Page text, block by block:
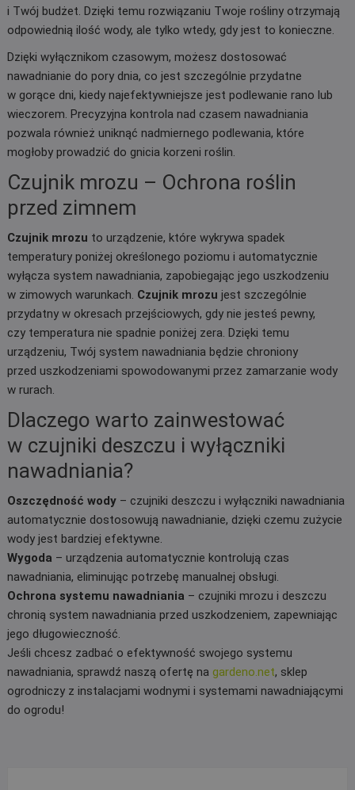
i Twój budżet. Dzięki temu rozwiązaniu Twoje rośliny otrzymają
odpowiednią ilość wody, ale tylko wtedy, gdy jest to konieczne.
Dzięki wyłącznikom czasowym, możesz dostosować
nawadnianie do pory dnia, co jest szczególnie przydatne
w gorące dni, kiedy najefektywniejsze jest podlewanie rano lub
wieczorem. Precyzyjna kontrola nad czasem nawadniania
pozwala również uniknąć nadmiernego podlewania, które
mogłoby prowadzić do gnicia korzeni roślin.
Czujnik mrozu – Ochrona roślin
przed zimnem
Czujnik mrozu to urządzenie, które wykrywa spadek
temperatury poniżej określonego poziomu i automatycznie
wyłącza system nawadniania, zapobiegając jego uszkodzeniu
w zimowych warunkach. Czujnik mrozu jest szczególnie
przydatny w okresach przejściowych, gdy nie jesteś pewny,
czy temperatura nie spadnie poniżej zera. Dzięki temu
urządzeniu, Twój system nawadniania będzie chroniony
przed uszkodzeniami spowodowanymi przez zamarzanie wody
w rurach.
Dlaczego warto zainwestować
w czujniki deszczu i wyłączniki
nawadniania?
Oszczędność wody– czujniki deszczu i wyłączniki nawadniania
automatycznie dostosowują nawadnianie, dzięki czemu zużycie
wody jest bardziej efektywne.
Wygoda – urządzenia automatycznie kontrolują czas
nawadniania, eliminując potrzebę manualnej obsługi.
Ochrona systemu nawadniania – czujniki mrozu i deszczu
chronią system nawadniania przed uszkodzeniem, zapewniając
jego długowieczność.
Jeśli chcesz zadbać o efektywność swojego systemu
nawadniania, sprawdź naszą ofertę na gardeno.net, sklep
ogrodniczy z instalacjami wodnymi i systemami nawadniającymi
do ogrodu!